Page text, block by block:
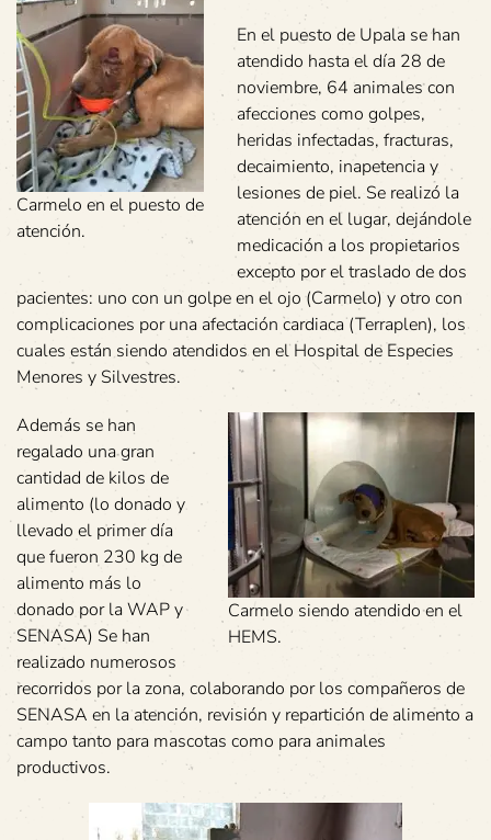
Carmelo en el puesto de
atención.
En el puesto de Upala se han
atendido hasta el día 28 de
noviembre, 64 animales con
afecciones como golpes,
heridas infectadas, fracturas,
decaimiento, inapetencia y
lesiones de piel. Se realizó la
atención en el lugar, dejándole
medicación a los propietarios
excepto por el traslado de dos
pacientes: uno con un golpe en el ojo (Carmelo) y otro con
complicaciones por una afectación cardiaca (Terraplen), los
cuales están siendo atendidos en el Hospital de Especies
Menores y Silvestres.
Carmelo siendo atendido en el
HEMS.
Además se han
regalado una gran
cantidad de kilos de
alimento (lo donado y
llevado el primer día
que fueron 230 kg de
alimento más lo
donado por la WAP y
SENASA) Se han
realizado numerosos
recorridos por la zona, colaborando por los compañeros de
SENASA en la atención, revisión y repartición de alimento a
campo tanto para mascotas como para animales
productivos.